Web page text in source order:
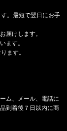
す。
す。
す。
。最短で翌日にお手
届けします。
ます。
ます。
ム、メール、電話に
到着後７日以内に商